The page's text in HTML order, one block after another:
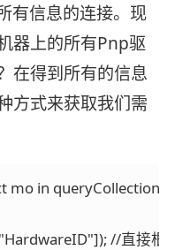
有信息的连接。现
器上的所有Pnp驱
在得到所有的信息
方式来获取我们需
mo in queryCollection)
//直接根